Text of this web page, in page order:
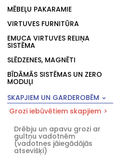
MĒBEĻU PAKARAMIE
VIRTUVES FURNITŪRA
EMUCA VIRTUVES RELIŅA
SISTĒMA
SLĒDZENES, MAGNĒTI
BĪDĀMĀS SISTĒMAS UN ZERO
MODUĻI
SKAPJIEM UN GARDEROBĒM
Grozi iebūvētiem skapjiem
Drēbju un apavu grozi ar
gultņu vadotnēm
(vadotnes jāiegādājās
atsevišķi)